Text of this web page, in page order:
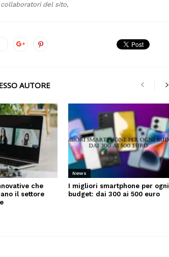
del sito,
AUTORE
che
il settore
News
I migliori smartphone per ogni
budget: dai 300 ai 500 euro